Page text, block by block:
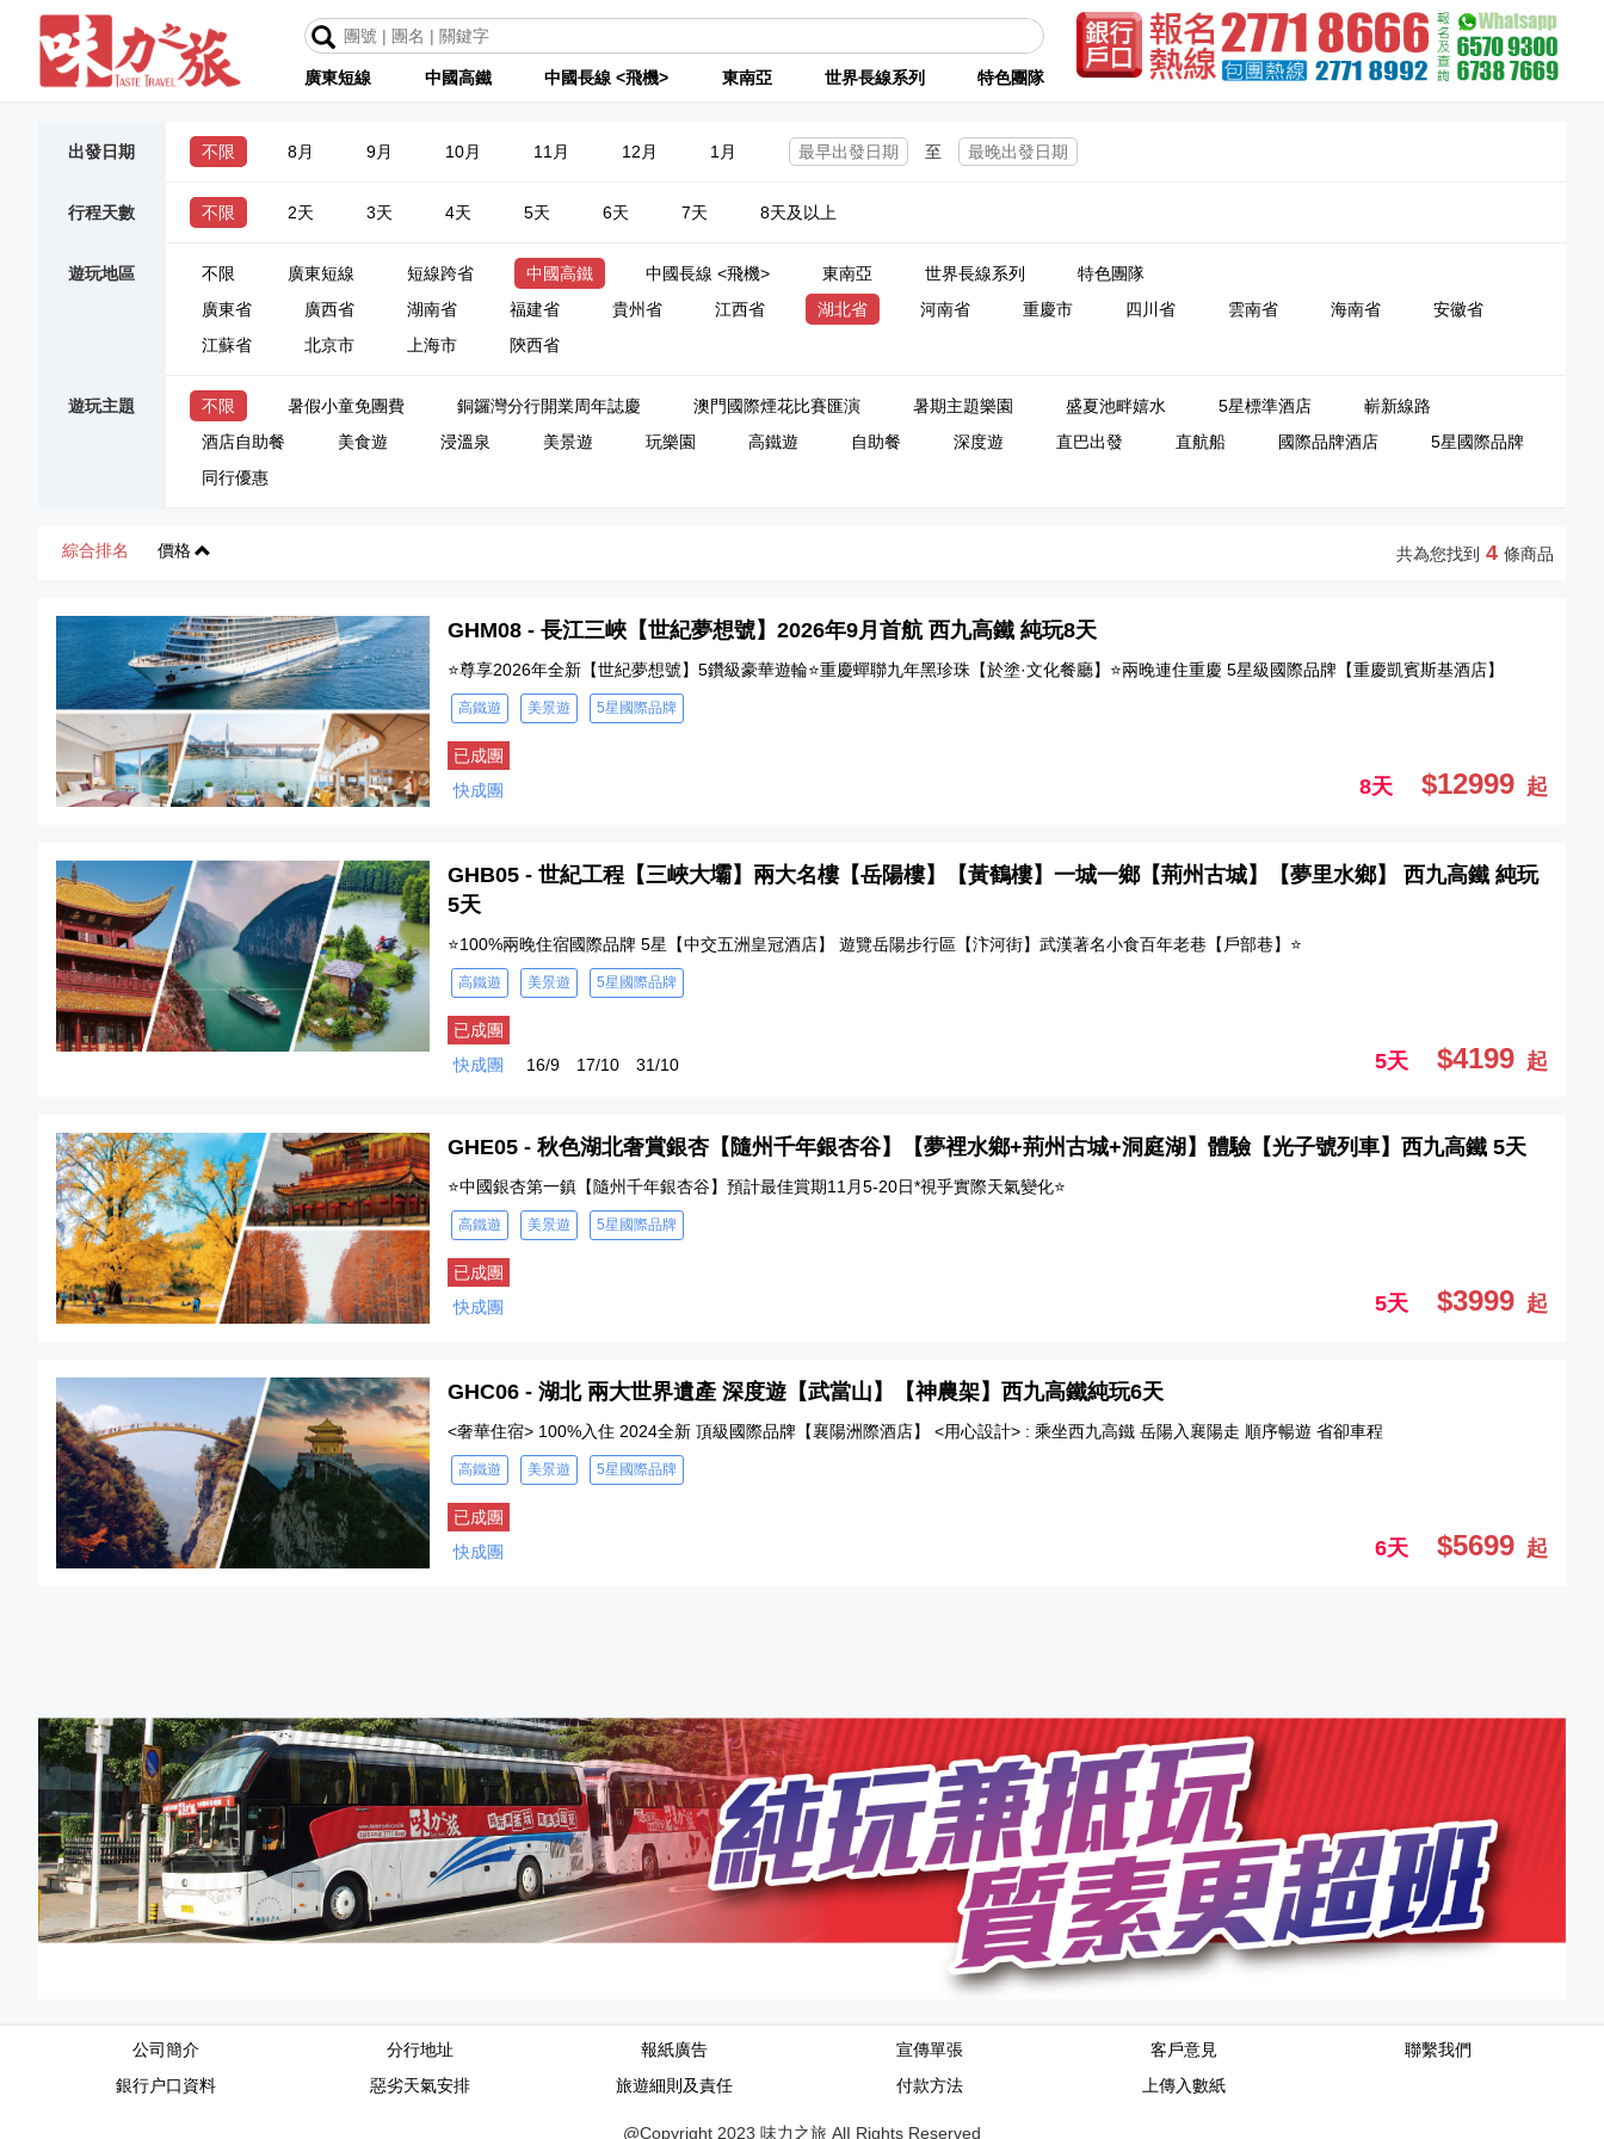
廣東短線 中國高鐵 中國長線 <飛機> 東南亞 世界長線系列 特色團隊
出發日期 不限 8月 9月 10月 11月 12月 1月 至
行程天數 不限 2天 3天 4天 5天 6天 7天 8天及以上
遊玩地區 不限 廣東短線 短線跨省 中國高鐵 中國長線 <飛機> 東南亞 世界長線系列
特色團隊
廣東省
廣西省 湖南省 福建省 貴州省 江西省 湖北省 河南省 重慶市 四川省 雲南省 海南省
安徽省
江蘇省
北京市 上海市 陝西省
遊玩主題 不限 暑假小童免團費 銅鑼灣分行開業周年誌慶 澳門國際煙花比賽匯演 暑期主題樂園 盛夏池畔嬉水 5星標準酒店
嶄新線路
酒店自助餐
美食遊 浸溫泉 美景遊 玩樂園 高鐵遊 自助餐 深度遊 直巴出發 直航船 國際品牌酒店
5星國際品牌
同行優惠
綜合排名 價格 共為您找到 4 條商品
GHM08 - 長江三峽【世紀夢想號】2026年9月首航 西九高鐵 純玩8天
⭐尊享2026年全新【世紀夢想號】5鑽級豪華遊輪⭐重慶蟬聯九年黑珍珠【於塗·文化餐廳】⭐兩晚連住重慶 5星級國際品牌【重慶凱賓斯基酒店】
高鐵遊 美景遊 5星國際品牌
已成團
快成團
8天 $12999 起
GHB05 - 世紀工程【三峽大壩】兩大名樓【岳陽樓】【黃鶴樓】一城一鄉【荊州古城】【夢里水鄉】 西九高鐵 純玩
5天
⭐100%兩晚住宿國際品牌 5星【中交五洲皇冠酒店】 遊覽岳陽步行區【汴河街】武漢著名小食百年老巷【戶部巷】⭐
高鐵遊 美景遊 5星國際品牌
已成團
快成團
16/9 17/10 31/10 5天 $4199 起
GHE05 - 秋色湖北奢賞銀杏【隨州千年銀杏谷】【夢裡水鄉+荊州古城+洞庭湖】體驗【光子號列車】西九高鐵 5天
⭐中國銀杏第一鎮【隨州千年銀杏谷】預計最佳賞期11月5-20日*視乎實際天氣變化⭐
高鐵遊 美景遊 5星國際品牌
已成團
快成團
5天 $3999 起
GHC06 - 湖北 兩大世界遺產 深度遊【武當山】【神農架】西九高鐵純玩6天
<奢華住宿> 100%入住 2024全新 頂級國際品牌【襄陽洲際酒店】 <用心設計> : 乘坐西九高鐵 岳陽入襄陽走 順序暢遊 省卻車程
高鐵遊 美景遊 5星國際品牌
已成團
快成團
6天 $5699 起
公司簡介 分行地址 報紙廣告 宣傳單張 客戶意見
聯繫我們
銀行户口資料
惡劣天氣安排 旅遊細則及責任 付款方法 上傳入數紙
@Copyright 2023 味力之旅 AlI Rights Reserved